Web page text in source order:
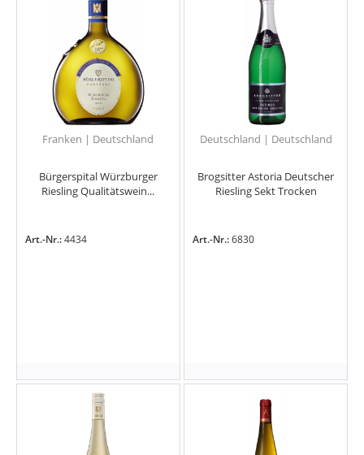
Franken | Deutschland
Bürgerspital Würzburger
Riesling Qualitätswein...
Art.-Nr.:4434
Deutschland | Deutschland
Brogsitter Astoria Deutscher
Riesling Sekt Trocken
Art.-Nr.:6830